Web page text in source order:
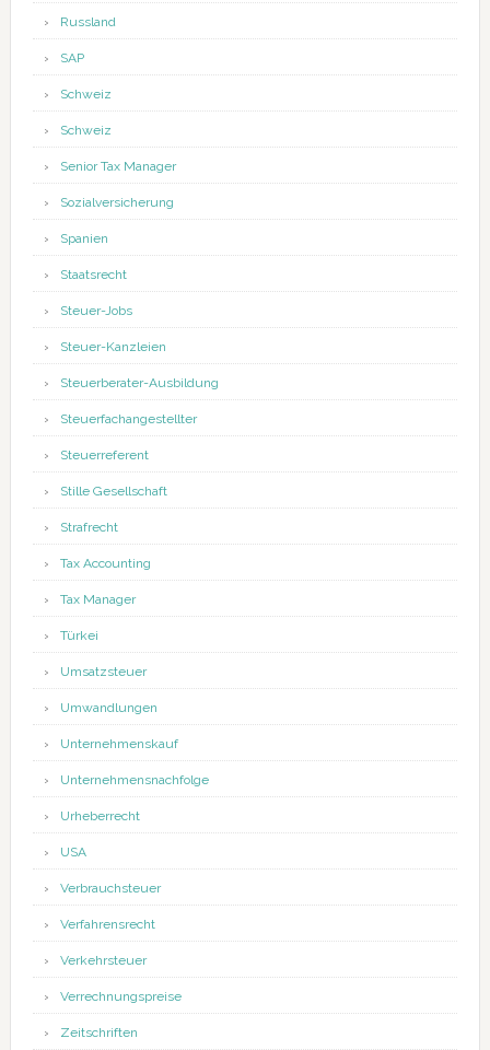
Russland
SAP
Schweiz
Schweiz
Senior Tax Manager
Sozialversicherung
Spanien
Staatsrecht
Steuer-Jobs
Steuer-Kanzleien
Steuerberater-Ausbildung
Steuerfachangestellter
Steuerreferent
Stille Gesellschaft
Strafrecht
Tax Accounting
Tax Manager
Türkei
Umsatzsteuer
Umwandlungen
Unternehmenskauf
Unternehmensnachfolge
Urheberrecht
USA
Verbrauchsteuer
Verfahrensrecht
Verkehrsteuer
Verrechnungspreise
Zeitschriften